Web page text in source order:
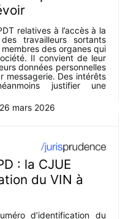
relatives à l’accès à la
travailleurs sortants
des organes qui
Il convient de leur
données personnelles
messagerie. Des intérêts
justifier une
26 mars 2026
: la CJUE
du VIN à
d’identification du